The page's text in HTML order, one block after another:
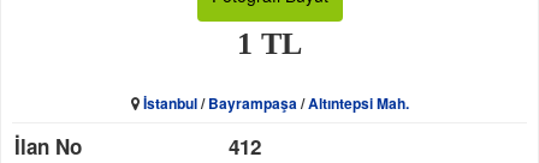
1 TL
İstanbul/Bayrampaşa/Altıntepsi Mah.
İlan No
412